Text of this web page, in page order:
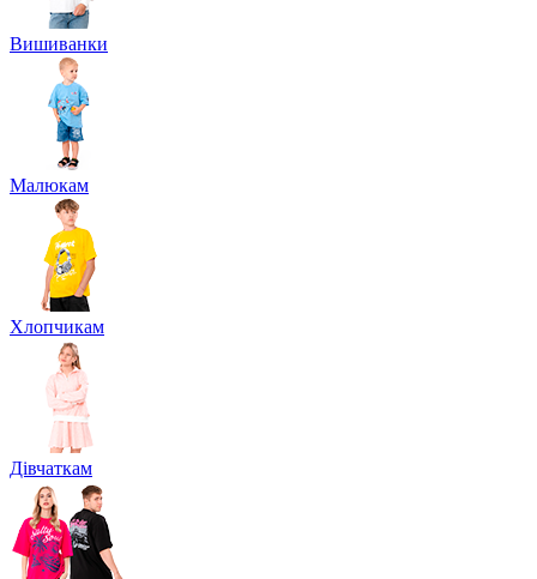
Вишиванки
Малюкам
Хлопчикам
Дівчаткам